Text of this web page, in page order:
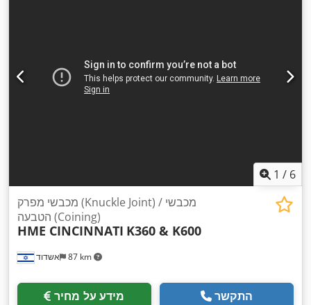
1 / 6
אשדוד 87 km
מכבשי מפרק (Knuckle Joint) / מכבשי
הטבעה (Coining)
HME CINCINNATI K360 & K600
מידע על מחיר התקשר